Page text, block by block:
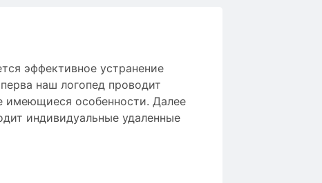
эффективное устранение
наш логопед проводит
имеющиеся особенности. Далее
индивидуальные удаленные